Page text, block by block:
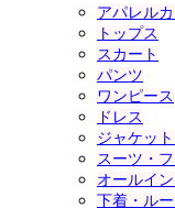
アパレル
トップス
スカート
パンツ
ワンピース
ドレス
ジャケッ
スーツ・
オールイ
下着・ル